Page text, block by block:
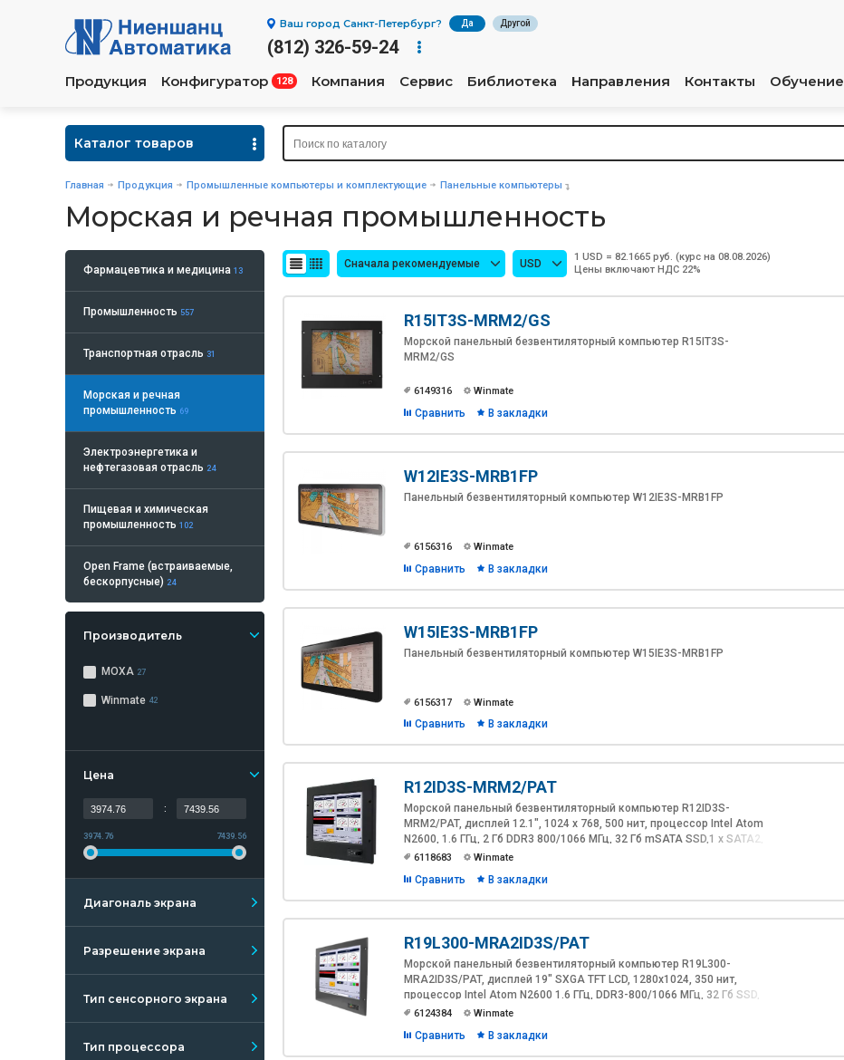
Ваш город Санкт-Петербург? Да Другой
(812) 326-59-24
Продукция Конфигуратор 128 Компания Сервис Библиотека Направления Контакты Обучение
Каталог товаров
Главная Продукция Промышленные компьютеры и комплектующие Панельные компьютеры
Морская и речная промышленность
Фармацевтика и медицина 13
Промышленность 557
Транспортная отрасль 31
Морская и речная
промышленность 69
Электроэнергетика и
нефтегазовая отрасль 24
Пищевая и химическая
промышленность 102
Open Frame (встраиваемые,
бескорпусные) 24
Производитель
MOXA 27
Winmate 42
Цена
:
3974.76 7439.56
Диагональ экрана
Разрешение экрана
Тип сенсорного экрана
Тип процессора
Сначала рекомендуемые USD
1 USD = 82.1665 руб. (курс на 08.08.2026)
Цены включают НДС 22%
R15IT3S-MRM2/GS
Морской панельный безвентиляторный компьютер R15IT3S-
MRM2/GS
6149316 Winmate
Сравнить В закладки
W12IE3S-MRB1FP
Панельный безвентиляторный компьютер W12IE3S-MRB1FP
6156316 Winmate
Сравнить В закладки
W15IE3S-MRB1FP
Панельный безвентиляторный компьютер W15IE3S-MRB1FP
6156317 Winmate
Сравнить В закладки
R12ID3S-MRM2/PAT
Морской панельный безвентиляторный компьютер R12ID3S-
MRM2/PAT, дисплей 12.1", 1024 x 768, 500 нит, процессор Intel Atom
N2600, 1.6 ГГц, 2 Гб DDR3 800/1066 МГц, 32 Гб mSATA SSD,1 x SATA2,
1 x Mini PCIe (mSATA SSD), 1 x VGA, 2 x 10/100/1000 (RJ45), 2 x USB
экран, IP65, 24 В DC (9~36 В DС допустимо), AC/DC адаптер
6118683 Winmate
Сравнить В закладки
R19L300-MRA2ID3S/PAT
Морской панельный безвентиляторный компьютер R19L300-
MRA2ID3S/PAT, дисплей 19" SXGA TFT LCD, 1280x1024, 350 нит,
процессор Intel Atom N2600 1.6 ГГц, DDR3-800/1066 МГц, 32 Гб SSD,
1 x SATA2, 1 x VGA, 2 x GbE LAN. 2 x USB2.0, 4 x RS232 (4 х RS422/485
6124384 Winmate
Сравнить В закладки